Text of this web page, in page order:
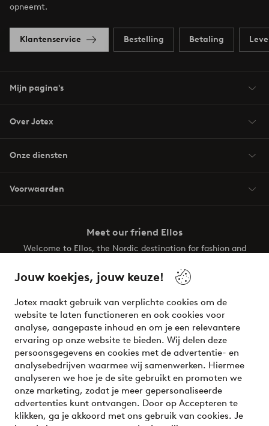
Jouw koekjes, jouw keuze!
Jotex maakt gebruik van verplichte cookies om de
website te laten functioneren en ook cookies voor
analyse, aangepaste inhoud en om je een relevantere
ervaring op onze website te bieden. Wij delen deze
persoonsgegevens en cookies met de advertentie- en
analysebedrijven waarmee wij samenwerken. Hiermee
analyseren we hoe je de site gebruikt en promoten we
onze marketing, zodat je meer gepersonaliseerde
advertenties kunt ontvangen. Door op Accepteren te
klikken, ga je akkoord met ons gebruik van cookies. Je
opneemt.
Klantenservice Bestelling Betaling
Mijn pagina's
Over Jotex
Onze diensten
Voorwaarden
Meet our friend Ellos
Welcome to Ellos, the Nordic destination for fashion and
your wardrobe. Your next inspiring look is here!
Veilig betalen - Nu betalen of opsplitsen
Wil je meer weten over onze betaalopties?